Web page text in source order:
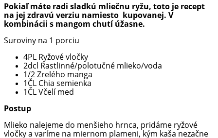
Pokiaľ máte radi sladkú mliečnu ryžu, toto je recept
na jej zdravú verziu namiesto kupovanej. V
kombinácii s mangom chutí úžasne.
Suroviny na 1 porciu
4PL Ryžové vločky
2dcl Rastlinné/polotučné mlieko/voda
1/2 Zrelého manga
1ČL Chia semienka
1ČL Včelí med
Postup
Mlieko nalejeme do menšieho hrnca, pridáme ryžové
vločky a varíme na miernom plameni, kým kaša nezačne